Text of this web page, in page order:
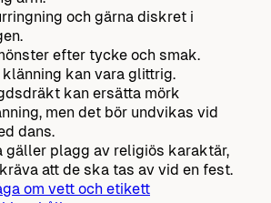
och gärna diskret i
efter tycke och smak.
klänning kan vara glittrig.
kan ersätta mörk
men det bör undvikas vid
dans.
gäller plagg av religiös karaktär,
att de ska tas av vid en fest.
om vett och etikett